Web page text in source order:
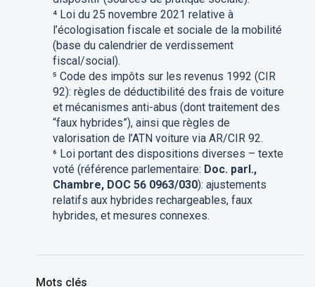
⁴ Loi du 25 novembre 2021 relative à
l’écologisation fiscale et sociale de la mobilité
(base du calendrier de verdissement
fiscal/social).
⁵ Code des impôts sur les revenus 1992 (CIR
92): règles de déductibilité des frais de voiture
et mécanismes anti-abus (dont traitement des
“faux hybrides”), ainsi que règles de
valorisation de l’ATN voiture via AR/CIR 92.
⁶ Loi portant des dispositions diverses – texte
voté (référence parlementaire: Doc. parl.,
Chambre, DOC 56 0963/030): ajustements
relatifs aux hybrides rechargeables, faux
hybrides, et mesures connexes.
Mots clés